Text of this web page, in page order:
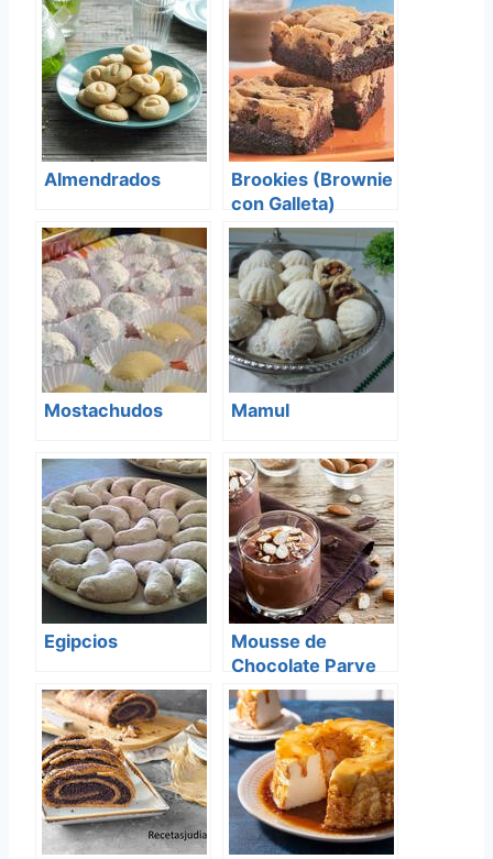
Almendrados
Brookies (Brownie
con Galleta)
Mostachudos Mamul
Egipcios
Mousse de
Chocolate Parve